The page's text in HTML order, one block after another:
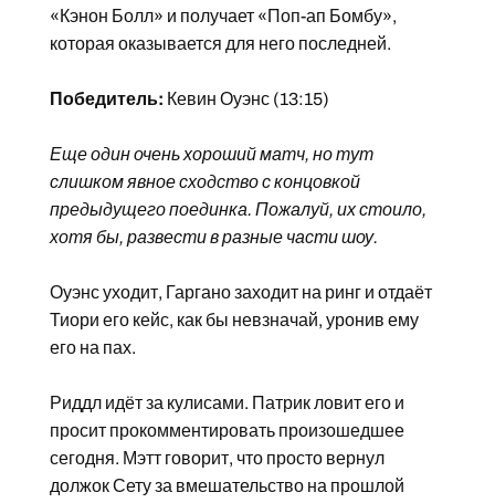
«Кэнон Болл» и получает «Поп-ап Бомбу»,
которая оказывается для него последней.
Победитель: Кевин Оуэнс (13:15)
Еще один очень хороший матч, но тут
слишком явное сходство с концовкой
предыдущего поединка. Пожалуй, их стоило,
хотя бы, развести в разные части шоу.
Оуэнс уходит, Гаргано заходит на ринг и отдаёт
Тиори его кейс, как бы невзначай, уронив ему
его на пах.
Риддл идёт за кулисами. Патрик ловит его и
просит прокомментировать произошедшее
сегодня. Мэтт говорит, что просто вернул
должок Сету за вмешательство на прошлой